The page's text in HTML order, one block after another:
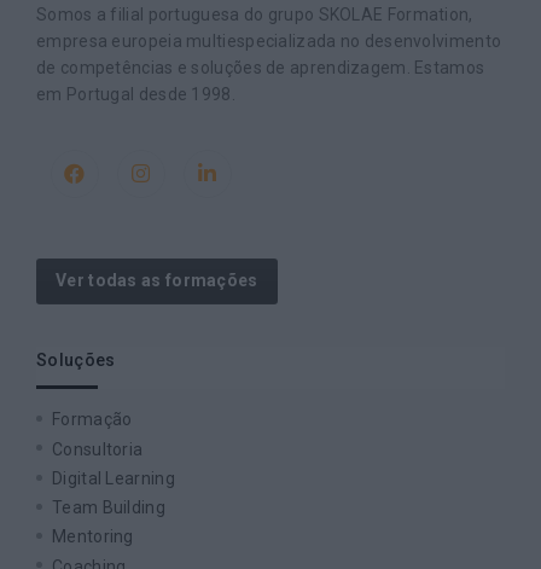
Somos a filial portuguesa do grupo SKOLAE Formation,
empresa europeia multiespecializada no desenvolvimento
de competências e soluções de aprendizagem. Estamos
em Portugal desde 1998.
Ver todas as formações
Soluções
Formação
Consultoria
Digital Learning
Team Building
Mentoring